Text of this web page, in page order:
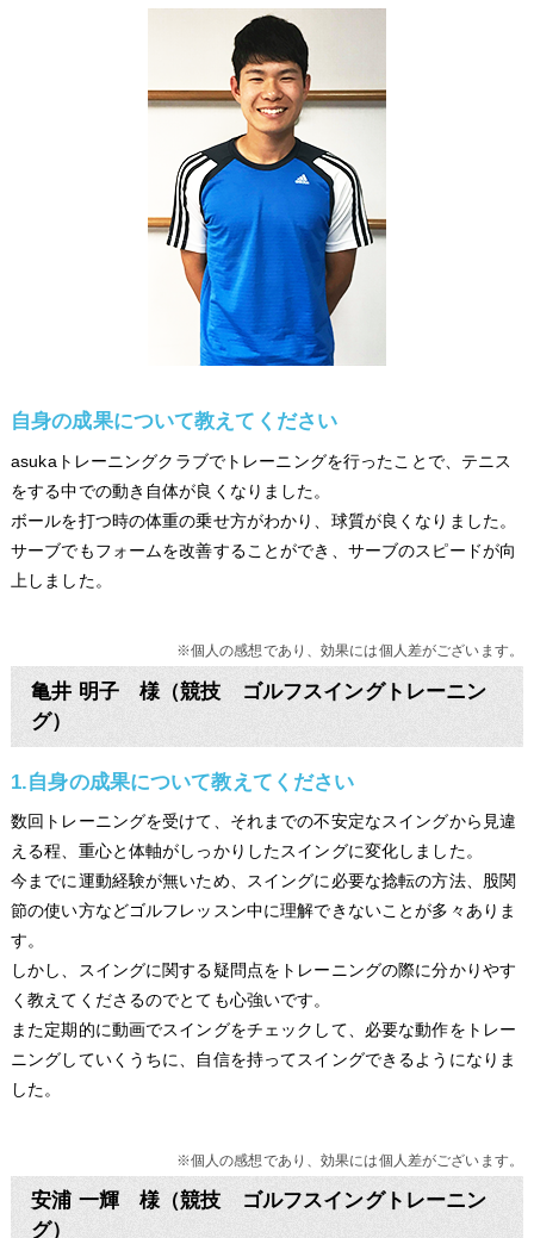
自身の成果について教えてください
asukaトレーニングクラブでトレーニングを行ったことで、テニス
をする中での動き自体が良くなりました。
ボールを打つ時の体重の乗せ方がわかり、球質が良くなりました。
サーブでもフォームを改善することができ、サーブのスピードが向
上しました。
※個人の感想であり、効果には個人差がございます。
亀井 明子 様（競技 ゴルフスイングトレーニン
グ）
1.自身の成果について教えてください
数回トレーニングを受けて、それまでの不安定なスイングから見違
える程、重心と体軸がしっかりしたスイングに変化しました。
今までに運動経験が無いため、スイングに必要な捻転の方法、股関
節の使い方などゴルフレッスン中に理解できないことが多々ありま
す。
しかし、スイングに関する疑問点をトレーニングの際に分かりやす
く教えてくださるのでとても心強いです。
また定期的に動画でスイングをチェックして、必要な動作をトレー
ニングしていくうちに、自信を持ってスイングできるようになりま
した。
※個人の感想であり、効果には個人差がございます。
安浦 一輝 様（競技 ゴルフスイングトレーニン
グ）